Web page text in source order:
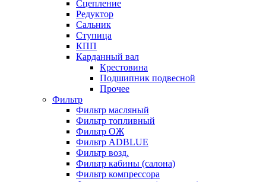
Сцепление
Редуктор
Сальник
Ступица
КПП
Карданный вал
Крестовина
Подшипник подвесной
Прочее
Фильтр
Фильтр масляный
Фильтр топливный
Фильтр ОЖ
Фильтр ADBLUE
Фильтр возд.
Фильтр кабины (салона)
Фильтр компрессора